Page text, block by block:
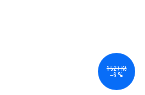
1 527 Kč
–6 %